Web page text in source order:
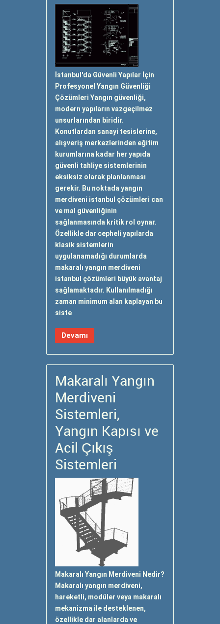
İstanbul'da Güvenli Yapılar İçin
Profesyonel Yangın Güvenliği
Çözümleri Yangın güvenliği,
modern yapıların vazgeçilmez
unsurlarından biridir.
Konutlardan sanayi tesislerine,
alışveriş merkezlerinden eğitim
kurumlarına kadar her yapıda
güvenli tahliye sistemlerinin
eksiksiz olarak planlanması
gerekir. Bu noktada yangın
merdiveni istanbul çözümleri can
ve mal güvenliğinin
sağlanmasında kritik rol oynar.
Özellikle dar cepheli yapılarda
klasik sistemlerin
uygulanamadığı durumlarda
makaralı yangın merdiveni
istanbul çözümleri büyük avantaj
sağlamaktadır. Kullanılmadığı
zaman minimum alan kaplayan bu
siste
Devamı
Makaralı Yangın
Merdiveni
Sistemleri,
Yangın Kapısı ve
Acil Çıkış
Sistemleri
Makaralı Yangın Merdiveni Nedir?
Makaralı yangın merdiveni,
hareketli, modüler veya makaralı
mekanizma ile desteklenen,
özellikle dar alanlarda ve